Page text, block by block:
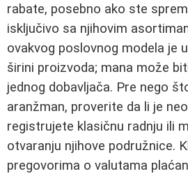
rabate, posebno ako ste
isključivo sa njihovim
ovakvog poslovnog modela je
širini proizvoda; mana može
jednog dobavljača. Pre nego
aranžman, proverite da li je
registrujete klasičnu radnju ili
otvaranju njihove podružnice.
pregovorima o valutama